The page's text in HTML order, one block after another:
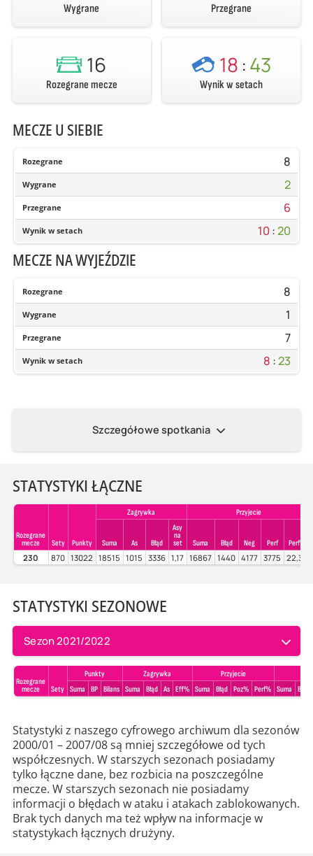
Wygrane Przegrane
16
Rozegrane mecze
18 :43
Wynik w setach
MECZE U SIEBIE
Rozegrane 8
Wygrane 2
Przegrane 6
Wynik w setach 10 :20
MECZE NA WYJEŹDZIE
Rozegrane 8
Wygrane 1
Przegrane 7
Wynik w setach 8 :23
Szczegółowe spotkania
STATYSTYKI ŁĄCZNE
Rozegrane
mecze
Sety Punkty
Zagrywka Przyjecie
Suma As Błąd
Asy
na
set
Suma Błąd Neg Perf Perf%
230 870 13022 18515 1015 3336 1,17 16867 1440 4177 3775 22,38
STATYSTYKI SEZONOWE
Sezon 2021/2022
Rozegrane
mecze
Sety
Punkty Zagrywka
Przyjecie
Suma
BP Bilans Suma Błąd As Eff% Suma Błąd Poz% Perf% Suma Błąd
Statystyki z naszego cyfrowego archiwum dla sezonów
2000/01 – 2007/08 są mniej szczegółowe od tych
współczesnych. W starszych sezonach posiadamy
tylko łączne dane, bez rozbicia na poszczególne
mecze. W starszych sezonach nie posiadamy
informacji o błędach w ataku i atakach zablokowanych.
Brak tych danych ma też wpływ na informacje w
statystykach łącznych drużyny.